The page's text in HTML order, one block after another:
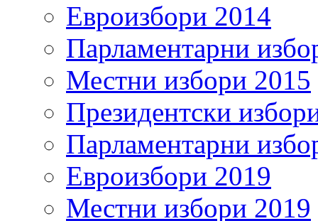
Евроизбори 2014
Парламентарни
Местни избори 2015
Президентски
Парламентарни
Евроизбори 2019
Местни избори 2019